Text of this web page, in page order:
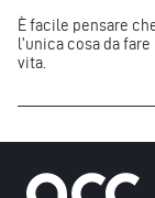
È facile pensare
l'unica cosa da
vita.